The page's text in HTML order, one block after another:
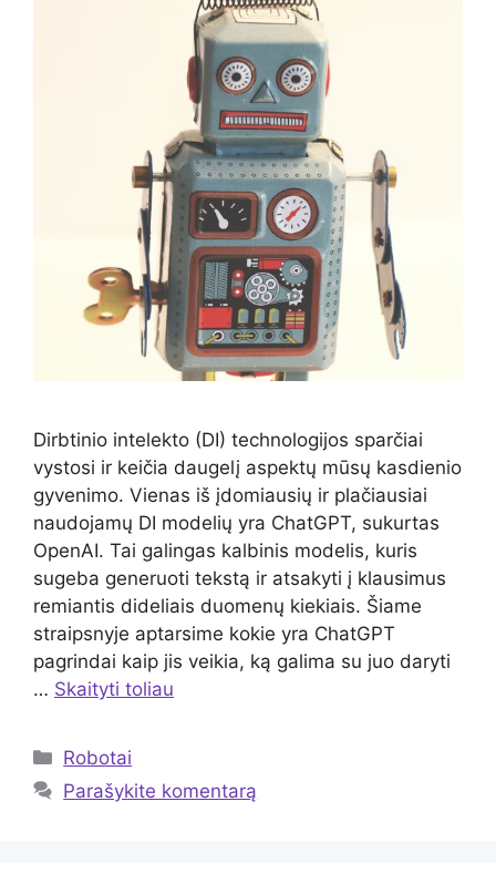
Dirbtinio intelekto (DI) technologijos sparčiai
vystosi ir keičia daugelį aspektų mūsų kasdienio
gyvenimo. Vienas iš įdomiausių ir plačiausiai
naudojamų DI modelių yra ChatGPT, sukurtas
OpenAI. Tai galingas kalbinis modelis, kuris
sugeba generuoti tekstą ir atsakyti į klausimus
remiantis dideliais duomenų kiekiais. Šiame
straipsnyje aptarsime kokie yra ChatGPT
pagrindai kaip jis veikia, ką galima su juo daryti
… Skaityti toliau
Kategorijos
Robotai
Parašykite komentarą